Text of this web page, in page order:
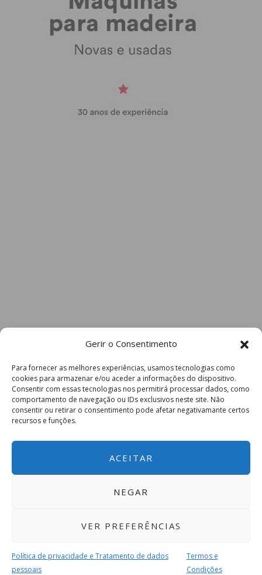
Gerir o Consentimento
Para fornecer as melhores experiências, usamos tecnologias como
cookies para armazenar e/ou aceder a informações do dispositivo.
Consentir com essas tecnologias nos permitirá processar dados, como
comportamento de navegação ou IDs exclusivos neste site. Não
consentir ou retirar o consentimento pode afetar negativamante certos
recursos e funções.
ACEITAR
NEGAR
VER PREFERÊNCIAS
Política de privacidade e Tratamento de dados
pessoais
Termos e
Condições